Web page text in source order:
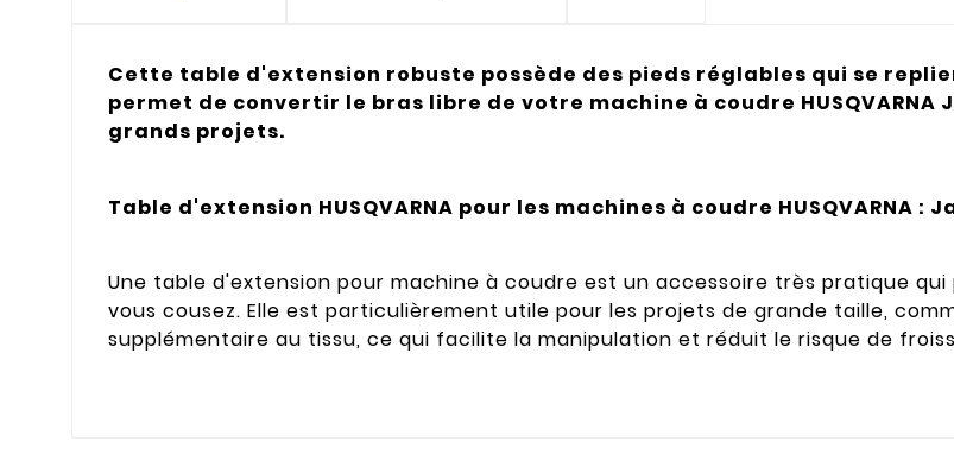
Cette table d'extension robuste possède des pieds réglables qui se
permet de convertir le bras libre de votre machine à coudre HUSQVARNA
grands projets.
Table d'extension HUSQVARNA pour les machines à coudre HUSQVARNA :
Une table d'extension pour machine à coudre est un accessoire très pratique
vous cousez. Elle est particulièrement utile pour les projets de grande taille,
supplémentaire au tissu, ce qui facilite la manipulation et réduit le risque de